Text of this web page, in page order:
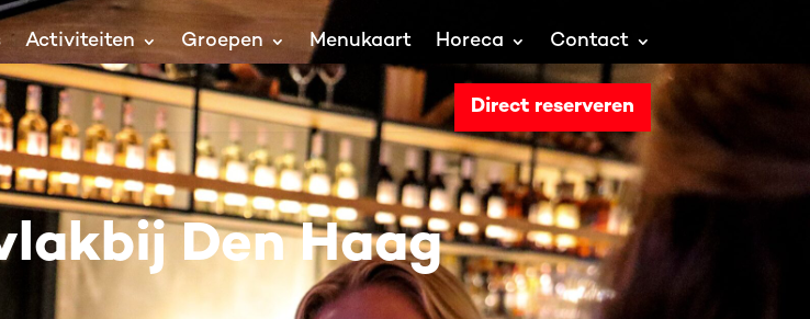
Activiteiten Groepen Menukaart Horeca Contact
Direct reserveren
Den Haag